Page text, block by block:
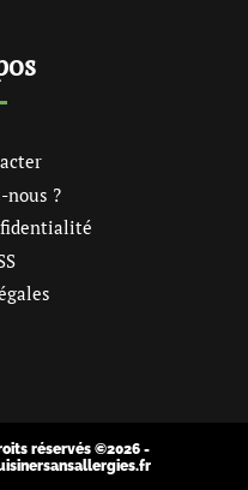
nous ?
réservés ©2026 -